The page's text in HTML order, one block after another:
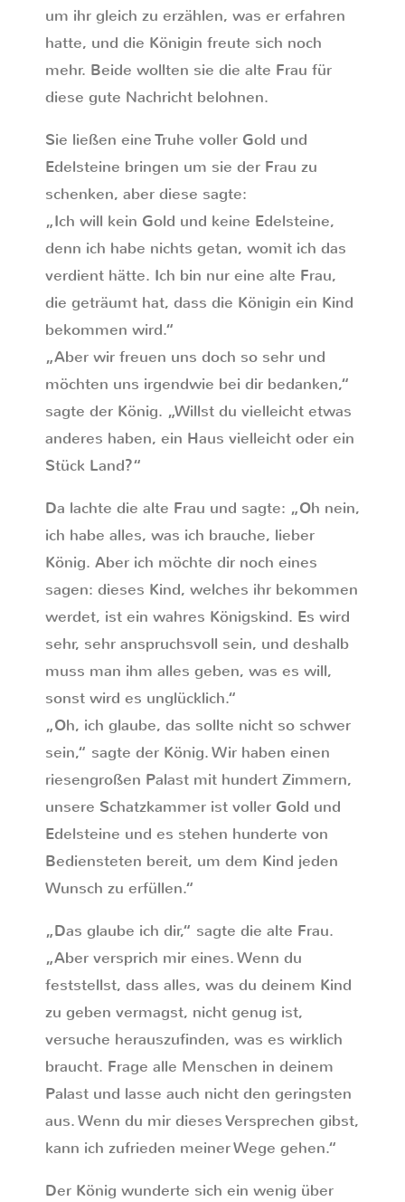
um ihr gleich zu erzählen, was er erfahren
hatte, und die Königin freute sich noch
mehr. Beide wollten sie die alte Frau für
diese gute Nachricht belohnen.
Sie ließen eine Truhe voller Gold und
Edelsteine bringen um sie der Frau zu
schenken, aber diese sagte:
„Ich will kein Gold und keine Edelsteine,
denn ich habe nichts getan, womit ich das
verdient hätte. Ich bin nur eine alte Frau,
die geträumt hat, dass die Königin ein Kind
bekommen wird.“
„Aber wir freuen uns doch so sehr und
möchten uns irgendwie bei dir bedanken,“
sagte der König. „Willst du vielleicht etwas
anderes haben, ein Haus vielleicht oder ein
Stück Land?“
Da lachte die alte Frau und sagte: „Oh nein,
ich habe alles, was ich brauche, lieber
König. Aber ich möchte dir noch eines
sagen: dieses Kind, welches ihr bekommen
werdet, ist ein wahres Königskind. Es wird
sehr, sehr anspruchsvoll sein, und deshalb
muss man ihm alles geben, was es will,
sonst wird es unglücklich.“
„Oh, ich glaube, das sollte nicht so schwer
sein,“ sagte der König. Wir haben einen
riesengroßen Palast mit hundert Zimmern,
unsere Schatzkammer ist voller Gold und
Edelsteine und es stehen hunderte von
Bediensteten bereit, um dem Kind jeden
Wunsch zu erfüllen.“
„Das glaube ich dir,“ sagte die alte Frau.
„Aber versprich mir eines. Wenn du
feststellst, dass alles, was du deinem Kind
zu geben vermagst, nicht genug ist,
versuche herauszufinden, was es wirklich
braucht. Frage alle Menschen in deinem
Palast und lasse auch nicht den geringsten
aus. Wenn du mir dieses Versprechen gibst,
kann ich zufrieden meiner Wege gehen.“
Der König wunderte sich ein wenig über